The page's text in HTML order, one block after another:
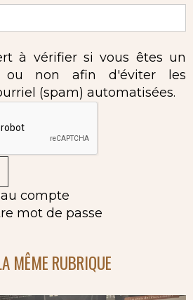
à vérifier si vous êtes un
ou non afin d'éviter les
(spam) automatisées.
compte
mot de passe
MÊME RUBRIQUE